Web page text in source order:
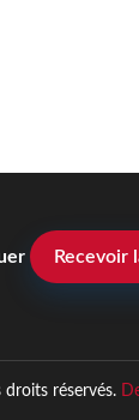
Recevoir
réservés.